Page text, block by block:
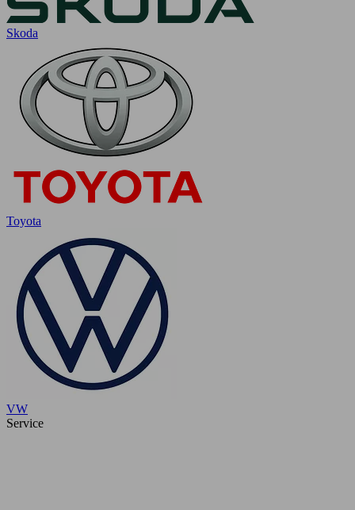
Skoda
Toyota
VW
Service